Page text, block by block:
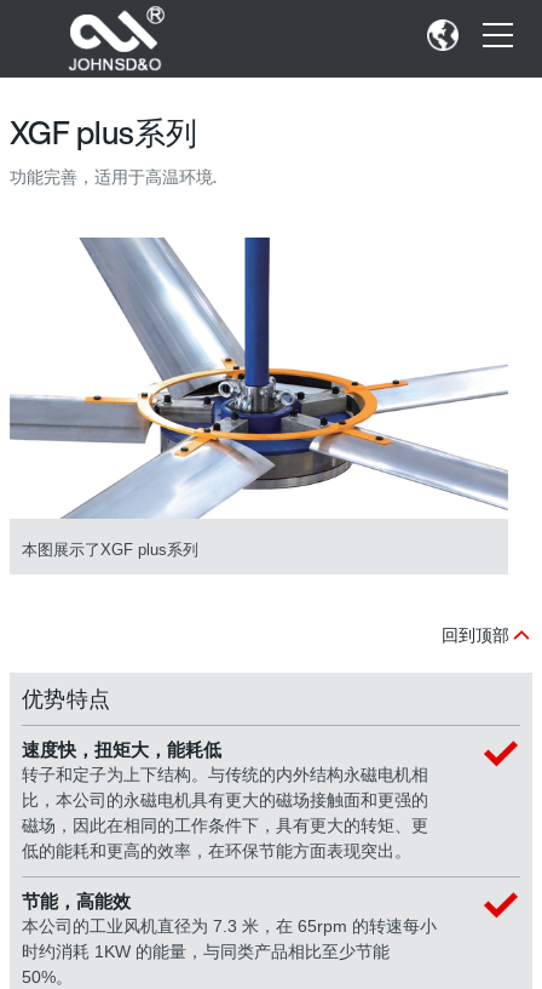
XGF plus系列
功能完善，适用于高温环境.
本图展示了XGF plus系列
回到顶部
优势特点
速度快，扭矩大，能耗低
转子和定子为上下结构。与传统的内外结构永磁电机相
比，本公司的永磁电机具有更大的磁场接触面和更强的
磁场，因此在相同的工作条件下，具有更大的转矩、更
低的能耗和更高的效率，在环保节能方面表现突出。
节能，高能效
本公司的工业风机直径为 7.3 米，在 65rpm 的转速每小
时约消耗 1KW 的能量，与同类产品相比至少节能
50%。